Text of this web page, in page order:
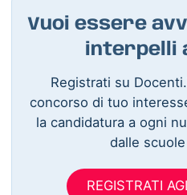
Vuoi essere
interpelli
Registrati su
concorso di tuo
la candidatura a ogni
dalle
REGISTRATI